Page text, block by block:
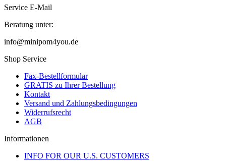
Service E-Mail
Beratung unter:
info@minipom4you.de
Shop Service
Fax-Bestellformular
GRATIS zu Ihrer Bestellung
Kontakt
Versand und Zahlungsbedingungen
Widerrufsrecht
AGB
Informationen
INFO FOR OUR U.S. CUSTOMERS